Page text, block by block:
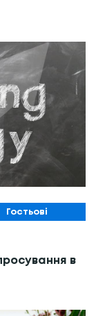
Гостьові
в